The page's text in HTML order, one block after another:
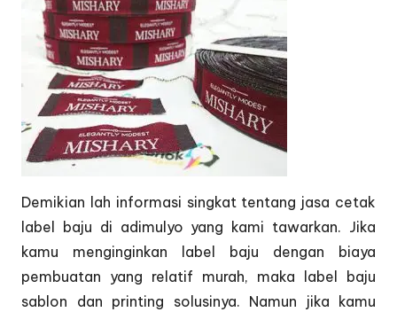
Demikian lah informasi singkat tentang jasa cetak
label baju di adimulyo yang kami tawarkan. Jika
kamu menginginkan label baju dengan biaya
pembuatan yang relatif murah, maka label baju
sablon dan printing solusinya. Namun jika kamu